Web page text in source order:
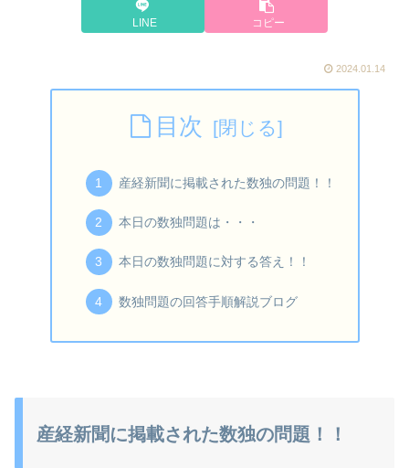
LINE コピー
2024.01.14
目次
産経新聞に掲載された数独の問題！！
本日の数独問題は・・・
本日の数独問題に対する答え！！
数独問題の回答手順解説ブログ
産経新聞に掲載された数独の問題！！